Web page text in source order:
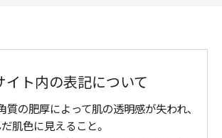
イト内の表記について
質の肥厚によって肌の透明感が失われ、
肌色に見えること。